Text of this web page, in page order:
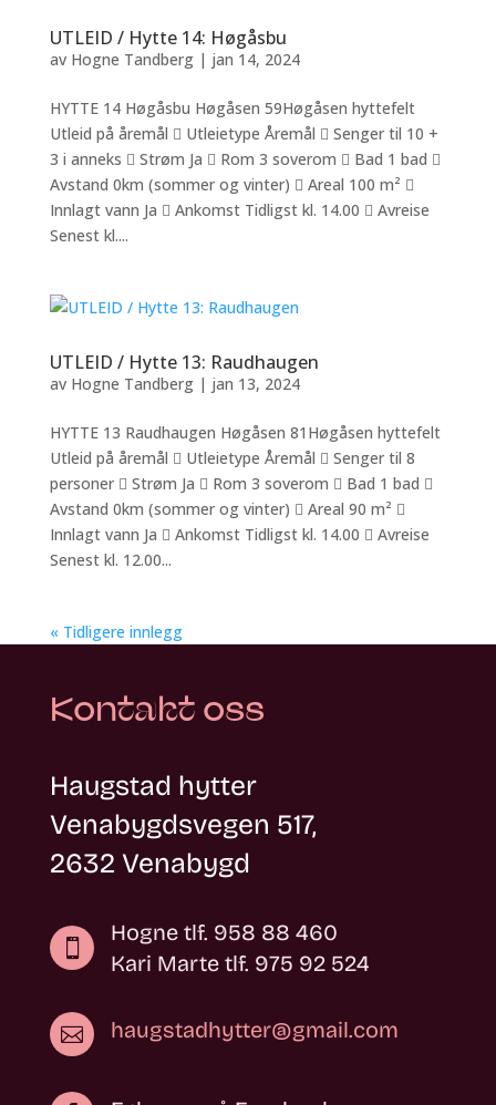
UTLEID / Hytte 14: Høgåsbu
av Hogne Tandberg| jan 14, 2024
HYTTE 14 Høgåsbu Høgåsen 59Høgåsen hyttefelt
Utleid på åremål  Utleietype Åremål  Senger til 10 +
3 i anneks  Strøm Ja  Rom 3 soverom  Bad 1 bad 
Avstand 0km (sommer og vinter)  Areal 100 m² 
Innlagt vann Ja  Ankomst Tidligst kl. 14.00  Avreise
Senest kl....
UTLEID / Hytte 13: Raudhaugen
av Hogne Tandberg| jan 13, 2024
HYTTE 13 Raudhaugen Høgåsen 81Høgåsen hyttefelt
Utleid på åremål  Utleietype Åremål  Senger til 8
personer  Strøm Ja  Rom 3 soverom  Bad 1 bad 
Avstand 0km (sommer og vinter)  Areal 90 m² 
Innlagt vann Ja  Ankomst Tidligst kl. 14.00  Avreise
Senest kl. 12.00...
« Tidligere innlegg
Kontakt oss
Haugstad hytter
Venabygdsvegen 517,
2632 Venabygd

Hogne tlf. 958 88 460
Kari Marte tlf. 975 92 524
 haugstadhytter@gmail.com